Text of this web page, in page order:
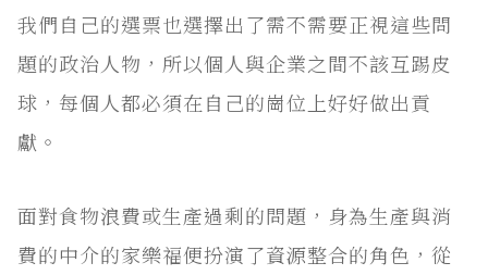
我們自己的選票也選擇出了需不需要正視這些問
題的政治人物，所以個人與企業之間不該互踢皮
球，每個人都必須在自己的崗位上好好做出貢
獻。
面對食物浪費或生產過剩的問題，身為生產與消
費的中介的家樂福便扮演了資源整合的角色，從